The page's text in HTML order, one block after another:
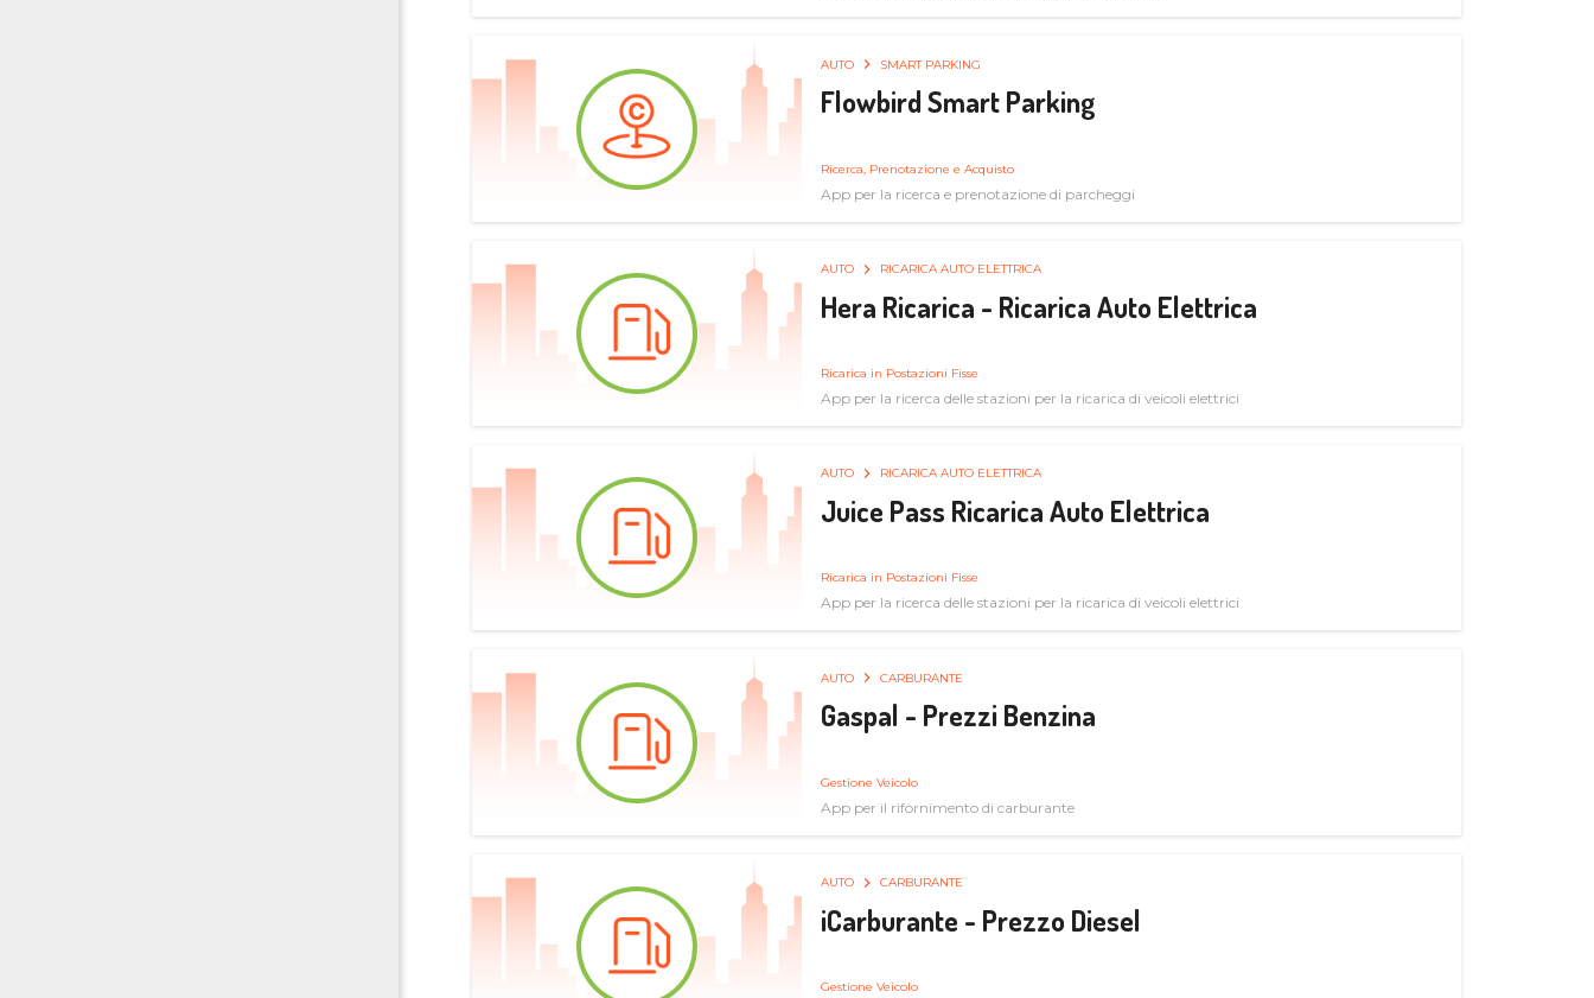
AUTO SMART PARKING
Flowbird Smart Parking
Ricerca, Prenotazione e Acquisto
App per la ricerca e prenotazione di parcheggi
AUTO RICARICA AUTO ELETTRICA
Hera Ricarica - Ricarica Auto Elettrica
Ricarica in Postazioni Fisse
App per la ricerca delle stazioni per la ricarica di veicoli elettrici
AUTO RICARICA AUTO ELETTRICA
Juice Pass Ricarica Auto Elettrica
Ricarica in Postazioni Fisse
App per la ricerca delle stazioni per la ricarica di veicoli elettrici
AUTO CARBURANTE
Gaspal - Prezzi Benzina
Gestione Veicolo
App per il rifornimento di carburante
AUTO CARBURANTE
iCarburante - Prezzo Diesel
Gestione Veicolo